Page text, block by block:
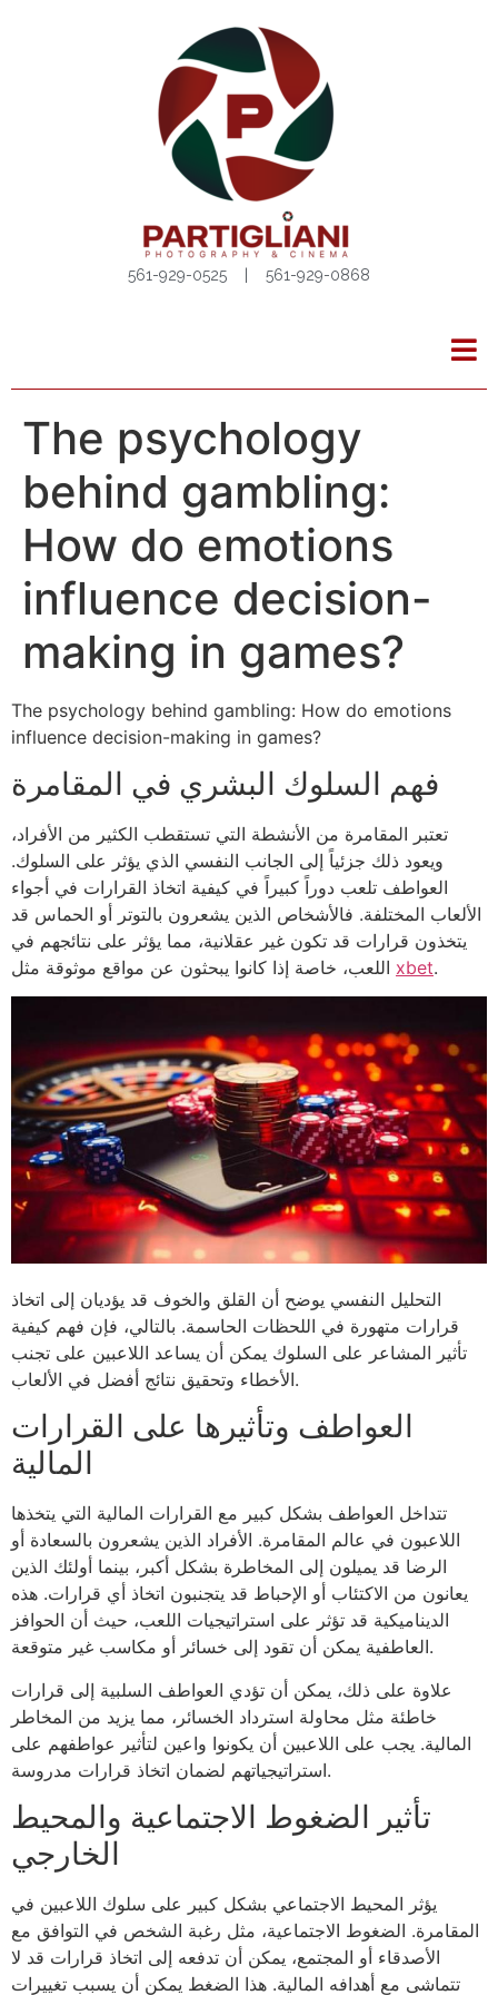
561-929-0525 | 561-929-0868
The psychology
behind gambling:
How do emotions
influence decision-
making in games?
The psychology behind gambling: How do emotions
influence decision-making in games?
فهم السلوك البشري في المقامرة
تعتبر المقامرة من الأنشطة التي تستقطب الكثير من الأفراد،
ويعود ذلك جزئياً إلى الجانب النفسي الذي يؤثر على السلوك.
العواطف تلعب دوراً كبيراً في كيفية اتخاذ القرارات في أجواء
الألعاب المختلفة. فالأشخاص الذين يشعرون بالتوتر أو الحماس قد
يتخذون قرارات قد تكون غير عقلانية، مما يؤثر على نتائجهم في
xbet.
التحليل النفسي يوضح أن القلق والخوف قد يؤديان إلى اتخاذ
قرارات متهورة في اللحظات الحاسمة. بالتالي، فإن فهم كيفية
تأثير المشاعر على السلوك يمكن أن يساعد اللاعبين على تجنب
الأخطاء وتحقيق نتائج أفضل في الألعاب.
العواطف وتأثيرها على القرارات
المالية
تتداخل العواطف بشكل كبير مع القرارات المالية التي يتخذها
اللاعبون في عالم المقامرة. الأفراد الذين يشعرون بالسعادة أو
الرضا قد يميلون إلى المخاطرة بشكل أكبر، بينما أولئك الذين
يعانون من الاكتئاب أو الإحباط قد يتجنبون اتخاذ أي قرارات. هذه
الديناميكية قد تؤثر على استراتيجيات اللعب، حيث أن الحوافز
العاطفية يمكن أن تقود إلى خسائر أو مكاسب غير متوقعة.
علاوة على ذلك، يمكن أن تؤدي العواطف السلبية إلى قرارات
خاطئة مثل محاولة استرداد الخسائر، مما يزيد من المخاطر
المالية. يجب على اللاعبين أن يكونوا واعين لتأثير عواطفهم على
استراتيجياتهم لضمان اتخاذ قرارات مدروسة.
تأثير الضغوط الاجتماعية والمحيط
الخارجي
يؤثر المحيط الاجتماعي بشكل كبير على سلوك اللاعبين في
المقامرة. الضغوط الاجتماعية، مثل رغبة الشخص في التوافق مع
الأصدقاء أو المجتمع، يمكن أن تدفعه إلى اتخاذ قرارات قد لا
تتماشى مع أهدافه المالية. هذا الضغط يمكن أن يسبب تغييرات